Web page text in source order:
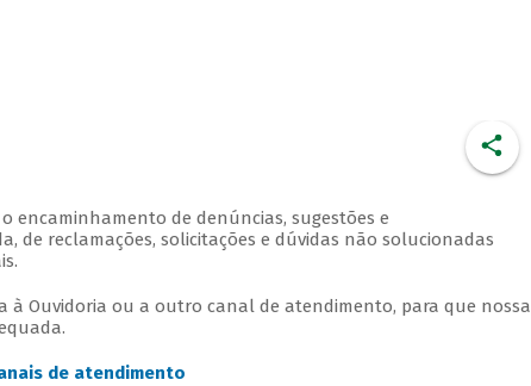
encaminhamento de denúncias, sugestões e
de reclamações, solicitações e dúvidas não solucionadas
à Ouvidoria ou a outro canal de atendimento, para que nossa
de atendimento